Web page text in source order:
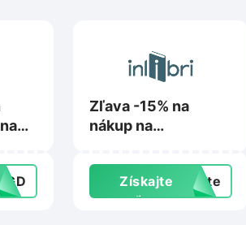
GGD
Zľava -15% na
nákup na
Získajte
zľavu
exte